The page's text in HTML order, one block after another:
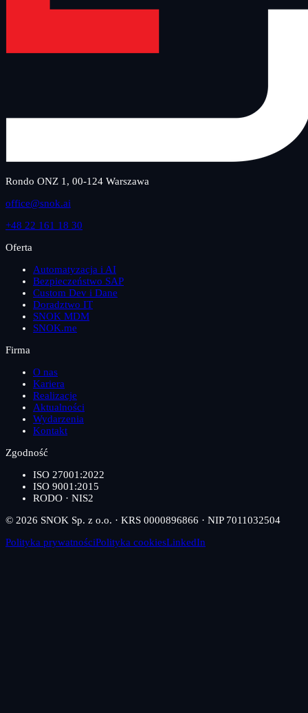
Rondo ONZ 1, 00-124 Warszawa
office@snok.ai
+48 22 161 18 30
Oferta
Automatyzacja i AI
Bezpieczeństwo SAP
Custom Dev i Dane
Doradztwo IT
SNOK MDM
SNOK.me
Firma
O nas
Kariera
Realizacje
Aktualności
Wydarzenia
Kontakt
Zgodność
ISO 27001:2022
ISO 9001:2015
RODO · NIS2
© 2026 SNOK Sp. z o.o. · KRS 0000896866 · NIP 7011032504
Polityka prywatnościPolityka cookiesLinkedIn